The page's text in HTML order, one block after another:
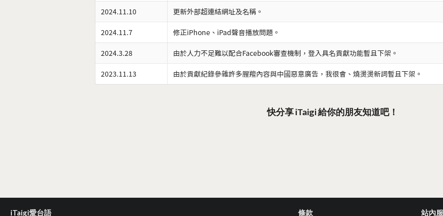
2024.11.10 更新外部超連結網址及名稱。
2024.11.7 修正iPhone、iPad聲音播放問題。
2024.3.28 由於人力不足難以配合Facebook審查機制，登入具名貢獻功能暫且下架。
2023.11.13 由於貢獻紀錄參雜許多腥羶內容與中國惡意廣告，我很會、燒燙燙新詞暫且下架。
快分享 iTaigi 給你的朋友知道吧！
iTaigi愛台語 條款 站內